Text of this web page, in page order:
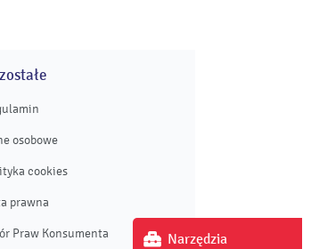
Narzędzia
osobowe
cookies
prawna
Praw Konsumenta